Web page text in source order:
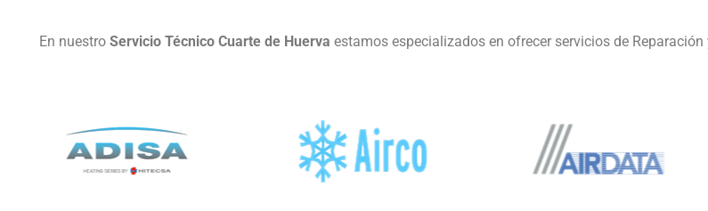
En nuestro Servicio Técnico Cuarte de Huerva estamos especializados en ofrecer servicios de